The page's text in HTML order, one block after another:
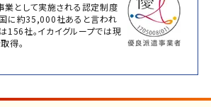
業として実施される認定制度
に約35,000社あると言われ
156社。イカイグループでは現
得。